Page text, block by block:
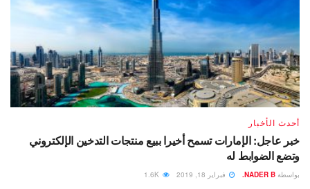
أحدث الأخبار
خبر عاجل: الإمارات تسمح أخيرا ببيع منتجات التدخين الإلكتروني
وتضع الضوابط له
بواسطة NADER B. فبراير 18, 2019